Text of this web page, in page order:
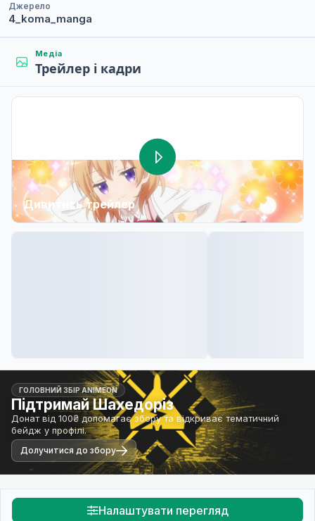
Джерело
4_koma_manga
Медіа
Трейлер і кадри
Дивитись трейлер
ГОЛОВНИЙ ЗБІР ANIMEON
Підтримай Шахедоріз
Донат від 100₴ допомагає збору та відкриває тематичний
бейдж у профілі.
Долучитися до збору
Налаштувати перегляд